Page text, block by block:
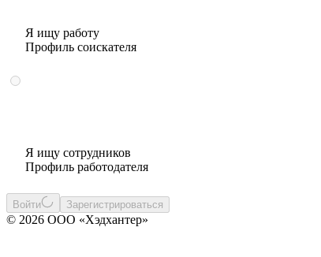
Я ищу работу
Профиль соискателя
Я ищу сотрудников
Профиль работодателя
Войти Зарегистрироваться
© 2026 ООО «Хэдхантер»